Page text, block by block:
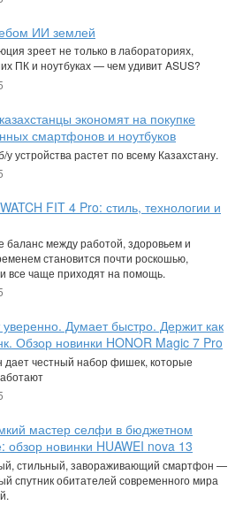
ИИ землей
зреет не только в лабораториях,
ПК и ноутбуках — чем удивит ASUS?
экономят на покупке
смартфонов и ноутбуков
у устройства растет по всему Казахстану.
FIT 4 Pro: стиль, технологии и
баланс между работой, здоровьем и
становится почти роскошью,
все чаще приходят на помощь.
Думает быстро. Держит как
Обзор новинки HONOR Magic 7 Pro
честный набор фишек, которые
мастер селфи в бюджетном
обзор новинки HUAWEI nova 13
стильный, завораживающий смартфон —
спутник обитателей современного мира